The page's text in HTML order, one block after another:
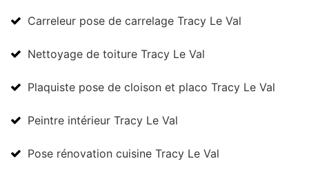
Carreleur pose de carrelage Tracy Le Val
Nettoyage de toiture Tracy Le Val
Plaquiste pose de cloison et placo Tracy Le Val
Peintre intérieur Tracy Le Val
Pose rénovation cuisine Tracy Le Val